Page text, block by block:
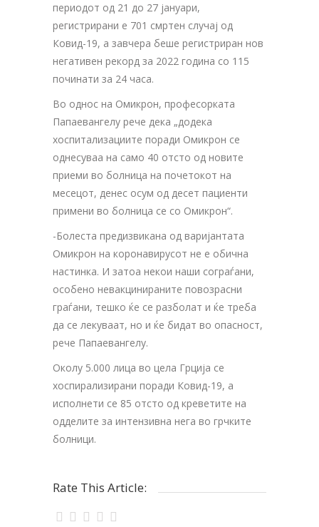
периодот од 21 до 27 јануари,
регистрирани е 701 смртен случај од
Ковид-19, а завчера беше регистриран нов
негативен рекорд за 2022 година со 115
починати за 24 часа.
Во однос на Омикрон, професорката
Папаевангелу рече дека „додека
хоспитализациите поради Омикрон се
однесуваа на само 40 отсто од новите
приеми во болница на почетокот на
месецот, денес осум од десет пациенти
примени во болница се со Омикрон“.
-Болеста предизвикана од варијантата
Омикрон на коронавирусот не е обична
настинка. И затоа некои наши сограѓани,
особено невакцинираните повозрасни
граѓани, тешко ќе се разболат и ќе треба
да се лекуваат, но и ќе бидат во опасност,
рече Папаевангелу.
Околу 5.000 лица во цела Грција се
хоспирализирани поради Ковид-19, а
исполнети се 85 отсто од креветите на
одделите за интензивна нега во грчките
болници.
Rate This Article: